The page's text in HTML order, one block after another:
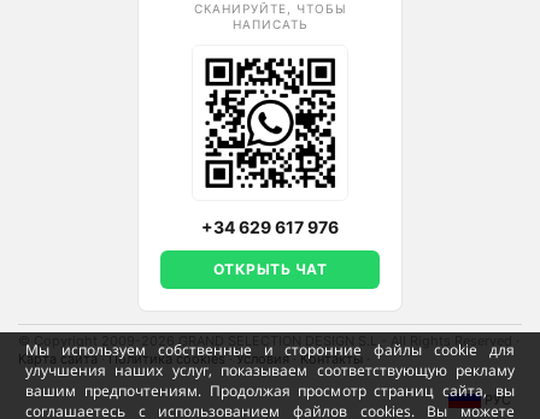
Мы используем собственные и сторонние файлы cookie для
улучшения наших услуг, показываем соответствующую рекламу
вашим предпочтениям. Продолжая просмотр страниц сайта, вы
соглашаетесь с использованием файлов cookies. Вы можете
СКАНИРУЙТЕ, ЧТОБЫ
НАПИСАТЬ
+34 629 617 976
ОТКРЫТЬ ЧАТ
© Copyright 2009-2026 GRAND SELECTION DESIGN S.L - All Rights Reserved
Карта сайта·Политика cookies ·Условия· Контакты
РУС